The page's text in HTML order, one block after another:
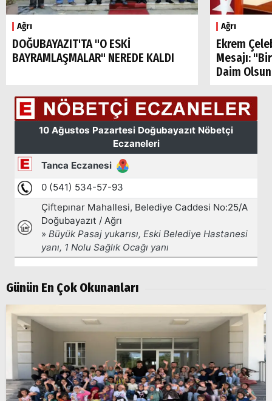
Ağrı
DOĞUBAYAZIT'TA "O ESKİ
BAYRAMLAŞMALAR" NEREDE KALDI
Ağrı
Ekrem
Mesajı:
Daim
Günün En Çok Okunanları
Arama
Aramalar:
Ağrı
Doğubayazıt